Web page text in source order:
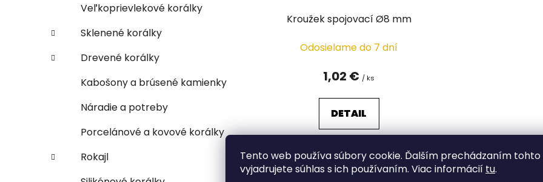
Tento web používa súbory cookie. Ďalším prechádzaním tohto
vyjadrujete súhlas s ich používaním. Viac informácií tu.
Veľkoprievlekové korálky
Sklenené korálky
Drevené korálky
Kabošony a brúsené kamienky
Náradie a potreby
Porcelánové a kovové korálky
Rokajl
Kroužek spojovací Ø8 mm
Odosielame do 7 dní
1,02 € / ks
DETAIL
O